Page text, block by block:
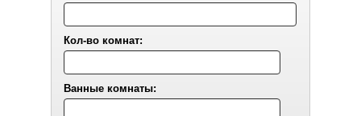
Кол-во комнат:
Ванные комнаты: